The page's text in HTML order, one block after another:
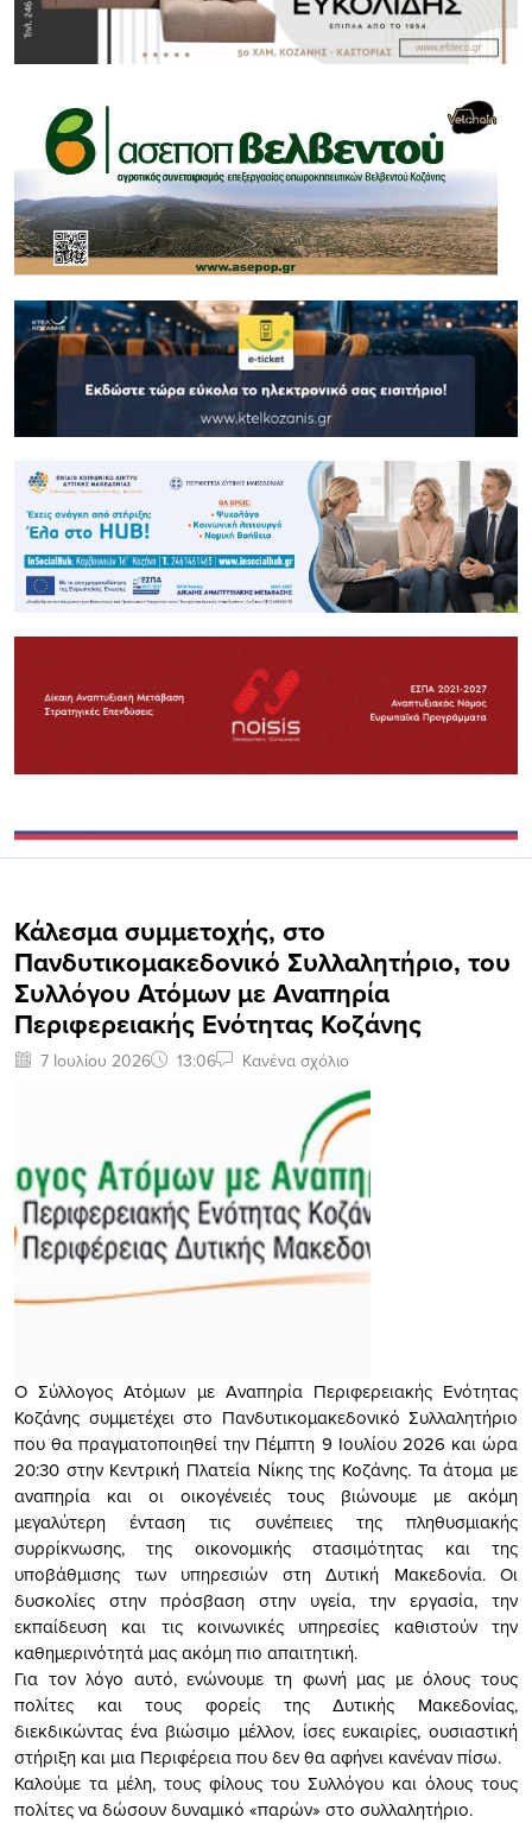
Κάλεσμα συμμετοχής, στο
Πανδυτικομακεδονικό Συλλαλητήριο, του
Συλλόγου Ατόμων με Αναπηρία
Περιφερειακής Ενότητας Κοζάνης
7 Ιουλίου 2026 13:06 Κανένα σχόλιο
Ο Σύλλογος Ατόμων με Αναπηρία Περιφερειακής Ενότητας
Κοζάνης συμμετέχει στο Πανδυτικομακεδονικό Συλλαλητήριο
που θα πραγματοποιηθεί την Πέμπτη 9 Ιουλίου 2026 και ώρα
20:30 στην Κεντρική Πλατεία Νίκης της Κοζάνης. Τα άτομα με
αναπηρία και οι οικογένειές τους βιώνουμε με ακόμη
μεγαλύτερη ένταση τις συνέπειες της πληθυσμιακής
συρρίκνωσης, της οικονομικής στασιμότητας και της
υποβάθμισης των υπηρεσιών στη Δυτική Μακεδονία. Οι
δυσκολίες στην πρόσβαση στην υγεία, την εργασία, την
εκπαίδευση και τις κοινωνικές υπηρεσίες καθιστούν την
καθημερινότητά μας ακόμη πιο απαιτητική.
Για τον λόγο αυτό, ενώνουμε τη φωνή μας με όλους τους
πολίτες και τους φορείς της Δυτικής Μακεδονίας,
διεκδικώντας ένα βιώσιμο μέλλον, ίσες ευκαιρίες, ουσιαστική
στήριξη και μια Περιφέρεια που δεν θα αφήνει κανέναν πίσω.
Καλούμε τα μέλη, τους φίλους του Συλλόγου και όλους τους
πολίτες να δώσουν δυναμικό «παρών» στο συλλαλητήριο.